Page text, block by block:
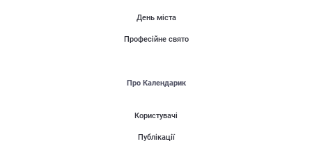
День міста
Професійне свято
Про Календарик
Користувачі
Публікації